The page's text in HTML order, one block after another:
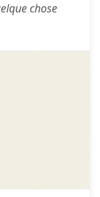
chose